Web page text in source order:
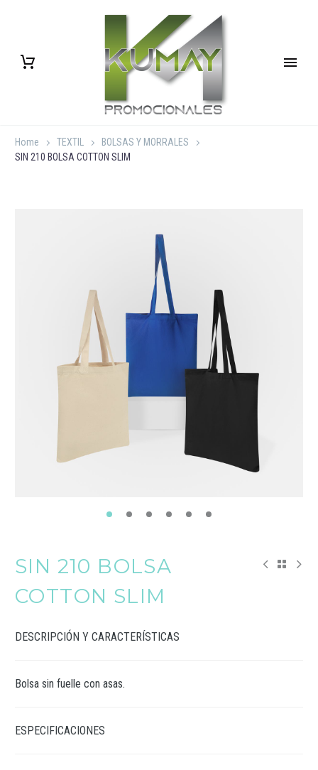
Home TEXTIL
BOLSAS Y MORRALES
SIN 210 BOLSA COTTON SLIM
SIN 210 BOLSA
COTTON SLIM
DESCRIPCIÓN Y CARACTERÍSTICAS
Bolsa sin fuelle con asas.
ESPECIFICACIONES